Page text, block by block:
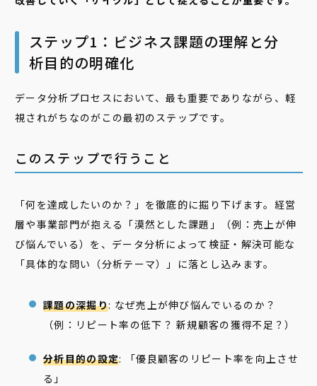
ステップ1：ビジネス課題の理解と分
析目的の明確化
データ分析プロセスにおいて、最も重要でありながら、軽
視されがちなのがこの最初のステップです。
このステップで行うこと
「何を達成したいのか？」を徹底的に掘り下げます。経営
層や事業部門が抱える「漠然とした課題」（例：売上が伸
び悩んでいる）を、データ分析によって検証・解決可能な
「具体的な問い（分析テーマ）」に落とし込みます。
課題の深掘り: なぜ売上が伸び悩んでいるのか？
（例：リピート率の低下？ 新規顧客の獲得不足？）
分析目的の設定: 「優良顧客のリピート率を向上させ
る」